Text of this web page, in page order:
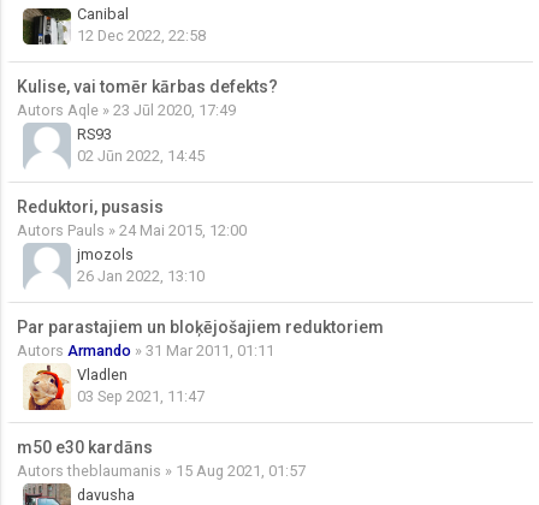
Canibal
12 Dec 2022, 22:58
Kulise, vai tomēr kārbas defekts?
Autors Aqle » 23 Jūl 2020, 17:49
RS93
02 Jūn 2022, 14:45
Reduktori, pusasis
Autors Pauls » 24 Mai 2015, 12:00
jmozols
26 Jan 2022, 13:10
Par parastajiem un bloķējošajiem reduktoriem
Autors Armando » 31 Mar 2011, 01:11
Vladlen
03 Sep 2021, 11:47
m50 e30 kardāns
Autorstheblaumanis » 15 Aug 2021, 01:57
davusha